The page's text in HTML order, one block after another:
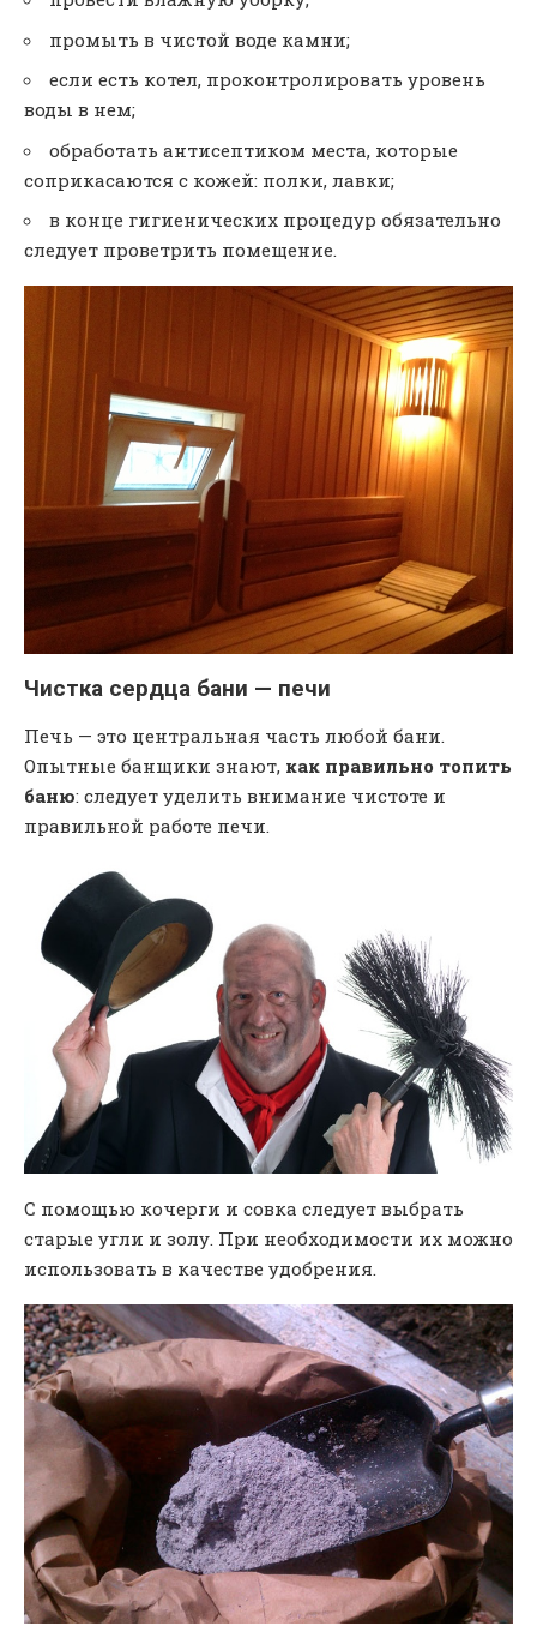
промыть в чистой воде камни;
если есть котел, проконтролировать уровень
воды в нем;
обработать антисептиком места, которые
соприкасаются с кожей: полки, лавки;
в конце гигиенических процедур обязательно
следует проветрить помещение.
Чистка сердца бани — печи
Печь — это центральная часть любой бани.
Опытные банщики знают, как правильно топить
баню: следует уделить внимание чистоте и
правильной работе печи.
С помощью кочерги и совка следует выбрать
старые угли и золу. При необходимости их можно
использовать в качестве удобрения.